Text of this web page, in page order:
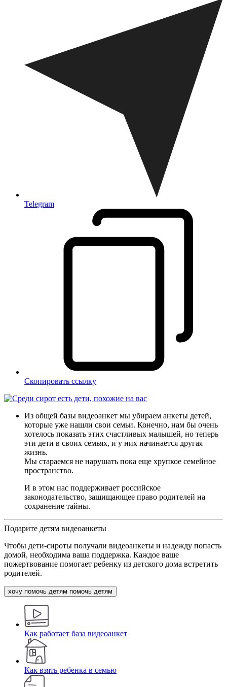
Telegram
Скопировать ссылку
Из общей базы видеоанкет мы убираем анкеты детей,
которые уже нашли свои семьи. Конечно, нам бы очень
хотелось показать этих счастливых малышей, но теперь
эти дети в своих семьях, и у них начинается другая
жизнь.
Мы стараемся не нарушать пока еще хрупкое семейное
пространство.
И в этом нас поддерживает российское
законодательство, защищающее право родителей на
сохранение тайны.
Подарите детям видеоанкеты
Чтобы дети-сироты получали видеоанкеты и надежду попасть
домой, необходима ваша поддержка. Каждое ваше
пожертвование помогает ребенку из детского дома встретить
родителей.
хочу помочь детям помочь детям
Как работает база видеоанкет
Как взять ребенка в семью